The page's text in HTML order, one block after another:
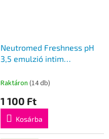
Neutromed Freshness pH
3,5 emulzió intim
Raktáron (14 db)
1 100 Ft
Kosárba